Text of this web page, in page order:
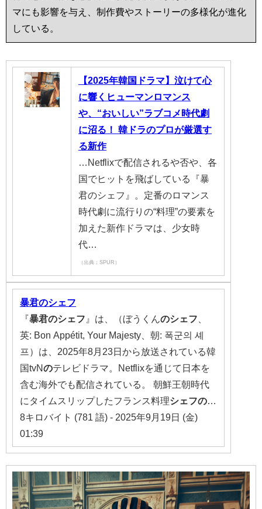
マにも影響を与え、制作費やストーリーの多様化が進化
している。
【2025年韓国ドラマ】泣けて心
に響くヒューマンロマンス
や、“おいしい”ラブコメ時代劇
に沼る！ 韓ドラのプロが厳選す
る新作
…Netflixで配信されるや否や、各
国でヒットを飛ばしている『暴
君のシェフ』。定番のロマンス
時代劇に流行りの“料理”の要素を
加えた新作ドラマは、少女時
代…
（出典：SPUR）
暴君のシェフ
『暴君のシェフ 』は、（ぼうくん のシェフ
英: Bon Appétit, Your Majesty、朝: 폭군의 셰
프）は、2025年8月23日から放送されている韓
国tvNのテレビドラマ。Netflixを通じて日本を
含む海外でも配信されている。 朝鮮王朝時代
にタイムスリップしたフランス料理シェフの
8キロバイト (781 語) - 2025年9月19日 (金)
01:39